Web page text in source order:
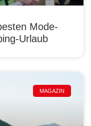
Mode-
Urlaub
MAGAZIN